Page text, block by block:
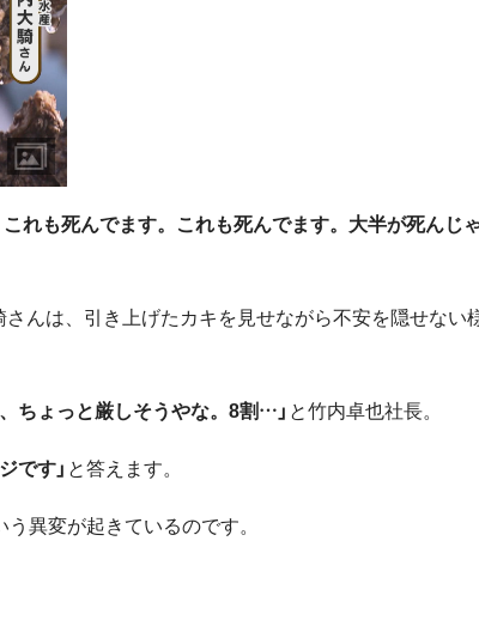
れも死んでます。これも死んでます。大半が死んじ
んは、引き上げたカキを見せながら不安を隠せない
ちょっと厳しそうやな。8割…」 と竹内卓也社長。
です」 と答えます。
う異変が起きているのです。